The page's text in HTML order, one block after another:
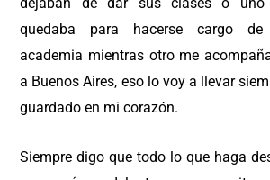
dejaban de dar sus clases o uno
quedaba para hacerse cargo
academia mientras otro me
a Buenos Aires, eso lo voy a llevar
guardado en mi corazón.
Siempre digo que todo lo que haga